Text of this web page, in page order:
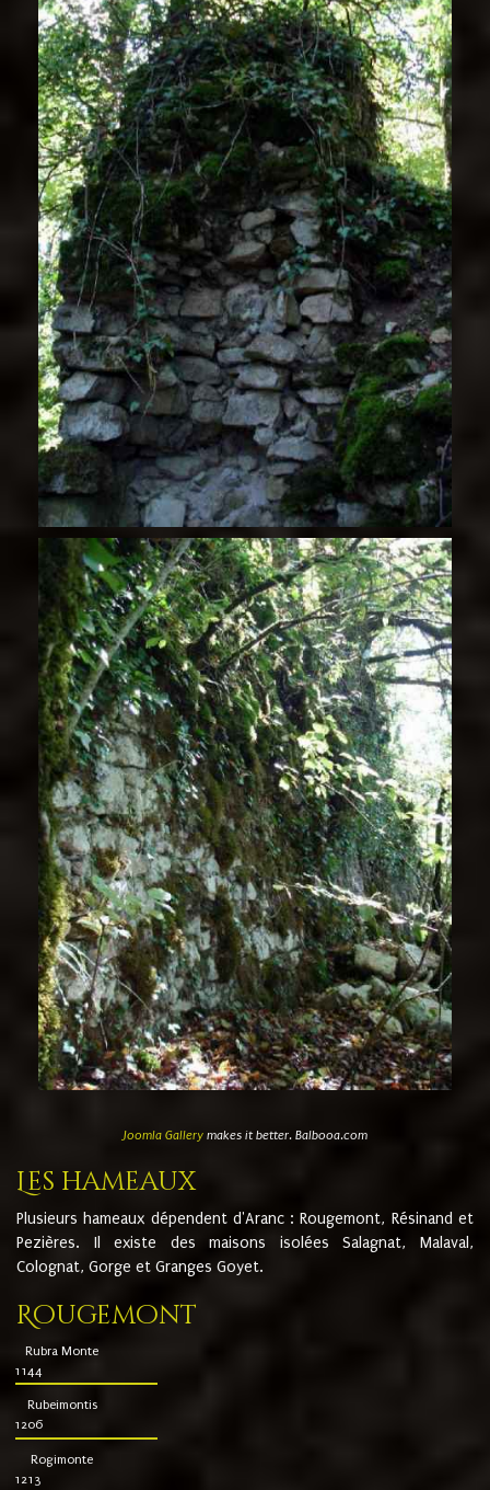
Joomla Gallerymakes it better. Balbooa.com
Les hameaux
Plusieurs hameaux dépendent d'Aranc : Rougemont, Résinand et
Pezières. Il existe des maisons isolées Salagnat, Malaval,
Colognat, Gorge et Granges Goyet.
Rougemont
Rubra Monte
1144
Rubeimontis
1206
Rogimonte
1213